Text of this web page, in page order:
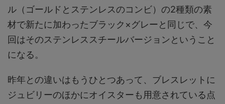
ル（ゴールドとステンレスのコンビ）の2種類の素
材で新たに加わったブラック×グレーと同じで、今
回はそのステンレススチールバージョンということ
になる。
昨年との違いはもうひとつあって、ブレスレットに
ジュビリーのほかにオイスターも用意されている点